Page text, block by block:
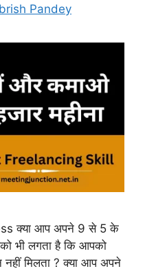
Pandey
क्या आप अपने 9 से 5 के
भी लगता है कि आपको
मिलता ? क्या आप अपने